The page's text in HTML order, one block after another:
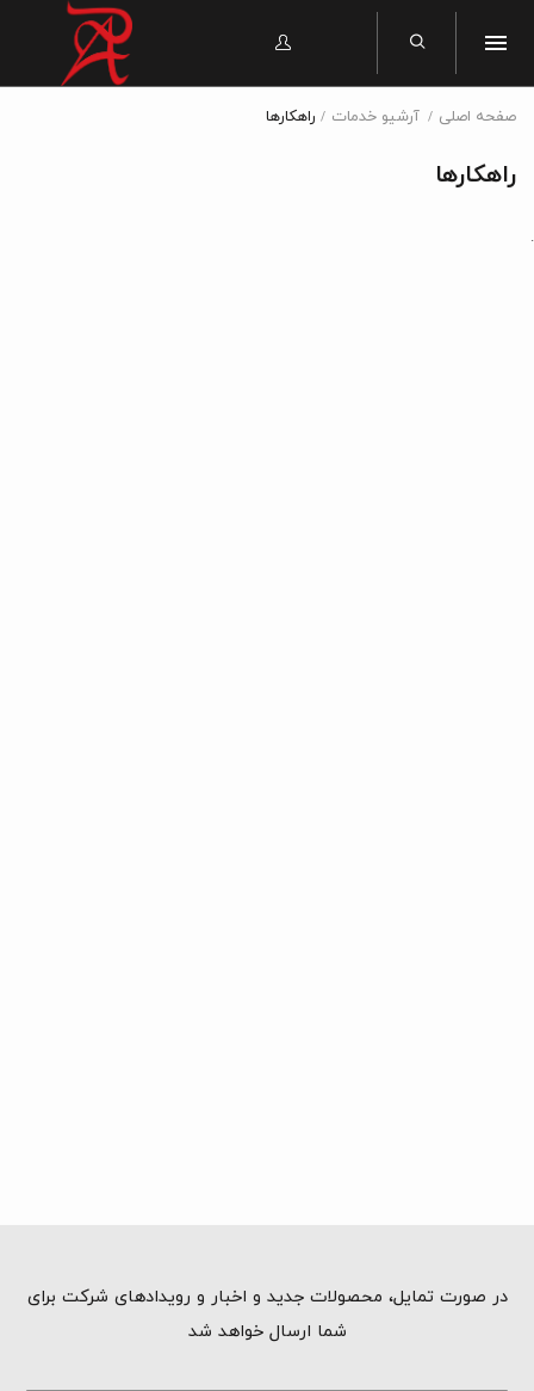
صفحه اصلی آرشیو خدمات راهکارها
راهکارها
.
در صورت تمایل، محصولات جدید و اخبار و رویدادهای شرکت برای
شما ارسال خواهد شد